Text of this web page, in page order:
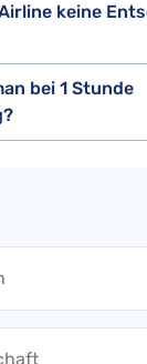
keine
bei 1 Stunde